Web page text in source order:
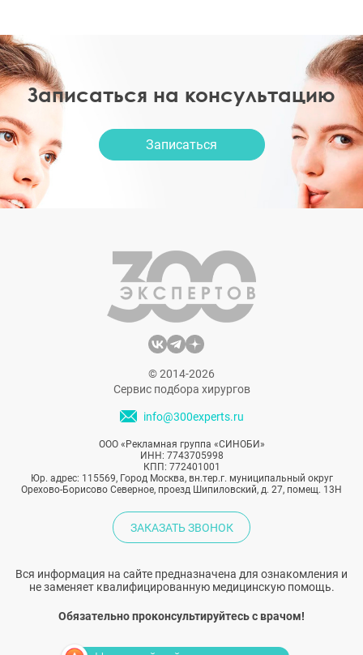
Записаться на консультацию
Записаться
© 2014-2026
Сервис подбора хирургов
info@300experts.ru
ООО «Рекламная группа «СИНОБИ»
ИНН: 7743705998
КПП: 772401001
Юр. адрес: 115569, Город Москва, вн.тер.г. муниципальный округ
Орехово-Борисово Северное, проезд Шипиловский, д. 27, помещ. 13Н
ЗАКАЗАТЬ ЗВОНОК
Вся информация на сайте предназначена для ознакомления и
не заменяет квалифицированную медицинскую помощь.
Обязательно проконсультируйтесь с врачом!